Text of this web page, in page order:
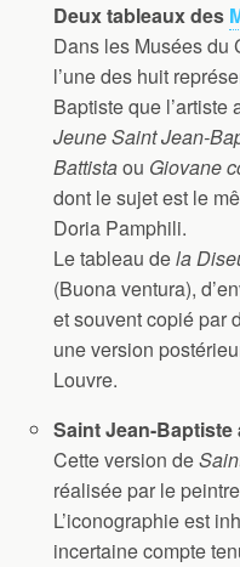
Deux tableaux des
Dans les Musées du
l’une des huit
Baptiste que l’artiste
Jeune Saint Jean-
Battistaou Giovane
dont le sujet est le
Doria Pamphili.
Le tableau dela
(Buona ventura),
et souvent copié par
une version
Louvre.
Saint Jean-Baptiste
Cette version de
réalisée par le
L’iconographie est
incertaine compte